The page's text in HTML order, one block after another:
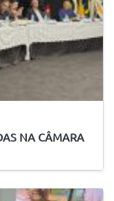
NA CÂMARA